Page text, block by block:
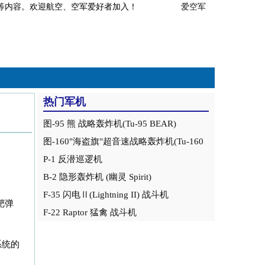
析等内容。欢迎航空、空军爱好者加入！ 爱空军
弹
的
热门军机
图-95 熊 战略轰炸机(Tu-95 BEAR)
图-160"海盗旗"超音速战略轰炸机(Tu-160
Blackjack)
P-1 反潜巡逻机
B-2 隐形轰炸机 (幽灵 Spirit)
F-35 闪电Ⅱ(Lightning II) 战斗机
F-22 Raptor 猛禽 战斗机